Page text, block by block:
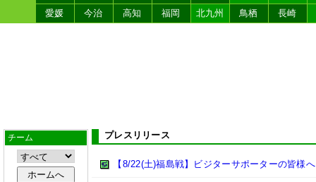
愛媛
今治 高知 福岡 北九州 鳥栖 長崎
チーム プレスリリース
【8/22(土)福島戦】ビジターサポーターの皆様へ